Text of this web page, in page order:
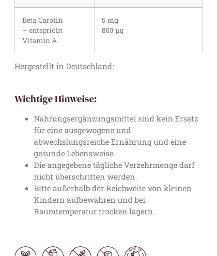
Beta Carotin
– entspricht
Vitamin A
5 mg
800 µg
Hergestellt in Deutschland:
Wichtige Hinweise:
Nahrungsergänzungsmittel sind kein Ersatz
für eine ausgewogene und
abwechslungsreiche Ernährung und eine
gesunde Lebensweise.
Die angegebene tägliche Verzehrmenge darf
nicht überschritten werden.
Bitte außerhalb der Reichweite von kleinen
Kindern aufbewahren und bei
Raumtemperatur trocken lagern.